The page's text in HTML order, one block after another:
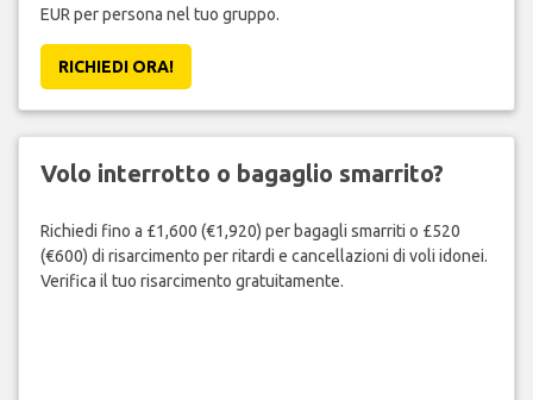
EUR per persona nel tuo gruppo.
RICHIEDI ORA!
Volo interrotto o bagaglio smarrito?
Richiedi fino a £1,600 (€1,920) per bagagli smarriti o £520
(€600) di risarcimento per ritardi e cancellazioni di voli idonei.
Verifica il tuo risarcimento gratuitamente.